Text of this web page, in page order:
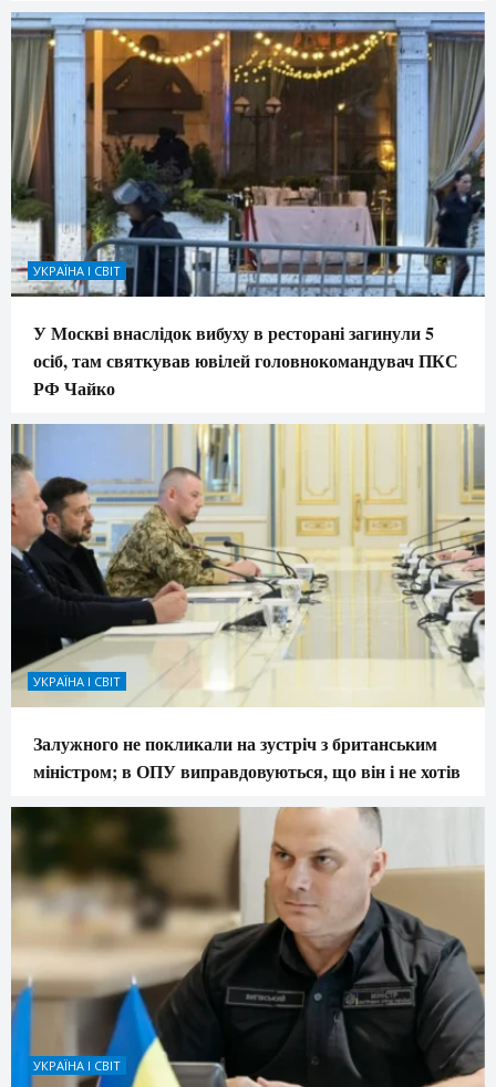
УКРАЇНА І СВІТ
У Москві внаслідок вибуху в ресторані загинули 5
осіб, там святкував ювілей головнокомандувач ПКС
РФ Чайко
УКРАЇНА І СВІТ
Залужного не покликали на зустріч з британським
міністром; в ОПУ виправдовуються, що він і не хотів
УКРАЇНА І СВІТ